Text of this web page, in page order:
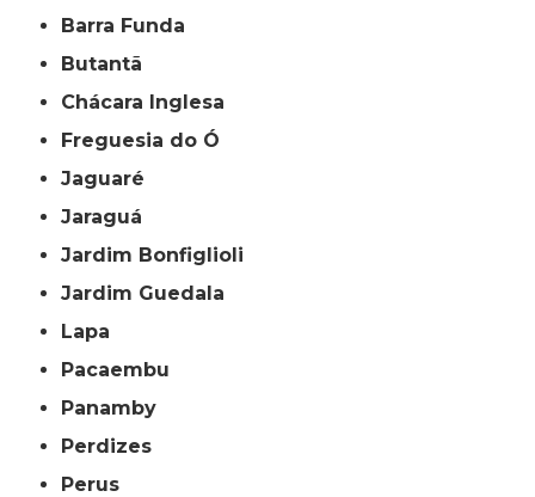
Barra Funda
Butantã
Chácara Inglesa
Freguesia do Ó
Jaguaré
Jaraguá
Jardim Bonfiglioli
Jardim Guedala
Lapa
Pacaembu
Panamby
Perdizes
Perus